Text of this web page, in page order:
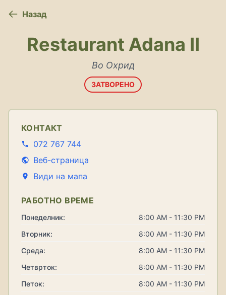
Назад
Restaurant Adana II
Во Охрид
ЗАТВОРЕНО
КОНТАКТ
072 767 744
Веб-страница
Види на мапа
РАБОТНО ВРЕМЕ
Понеделник:
8:00 AM - 11:30 PM
Вторник:
8:00 AM - 11:30 PM
Среда:
8:00 AM - 11:30 PM
Четврток:
8:00 AM - 11:30 PM
Петок:
8:00 AM - 11:30 PM